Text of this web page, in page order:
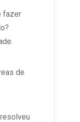
fazer
de